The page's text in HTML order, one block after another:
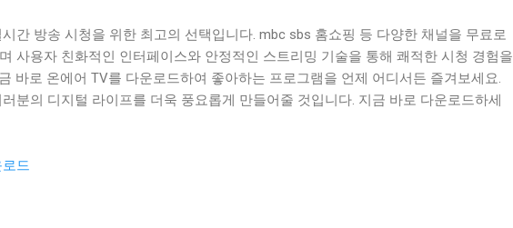
간 방송 시청을 위한 최고의 선택입니다. mbc sbs 홈쇼핑 등 다양한 채널을 무료로
사용자 친화적인 인터페이스와 안정적인 스트리밍 기술을 통해 쾌적한 시청 경험을
바로 온에어 TV를 다운로드하여 좋아하는 프로그램을 언제 어디서든 즐겨보세요.
분의 디지털 라이프를 더욱 풍요롭게 만들어줄 것입니다. 지금 바로 다운로드하세
드